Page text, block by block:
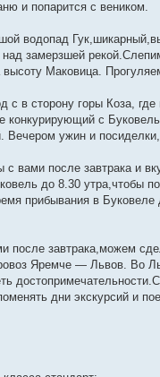
и попарится с веником.
водопад
замерзшей
Маковица.
в сторону горы Коза,
с
Вечером ужин и
вами после завтрака и
до 8.30 утра,чтобы
прибывания в
после завтрака,можем
Яремче — Львов. Во
дни экскурсий и